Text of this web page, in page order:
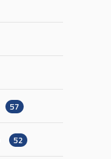
57
52